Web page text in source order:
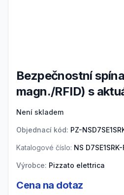
Bezpečnostní spínač (el.
magn./RFID) s
Není skladem
Objednací kód: PZ-
Katalogové číslo: NS
Výrobce: Pizzato elettrica
Cena na dotaz